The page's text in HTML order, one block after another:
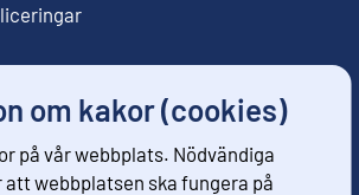
om kakor (cookies)
på vår webbplats. Nödvändiga
att webbplatsen ska fungera på